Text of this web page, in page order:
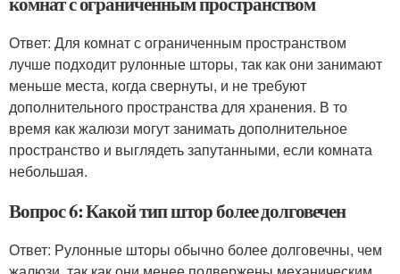
Ответ: Для комнат с ограниченным пространством
лучше подходит рулонные шторы, так как они занимают
меньше места, когда свернуты, и не требуют
дополнительного пространства для хранения. В то
время как жалюзи могут занимать дополнительное
пространство и выглядеть запутанными, если комната
небольшая.
Вопрос 6: Какой тип штор более долговечен
Ответ: Рулонные шторы обычно более долговечны, чем